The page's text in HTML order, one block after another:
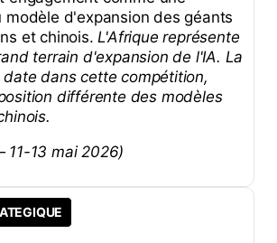
modèle d'expansion des géants
et chinois.L'Afrique représente
terrain d'expansion de l'IA. La
date dans cette compétition,
différente des modèles
11-13 mai 2026)